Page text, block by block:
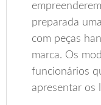
preparada
com peças
marca. Os
funcionários
apresentar os